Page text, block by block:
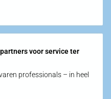
voor service ter
professionals – in heel